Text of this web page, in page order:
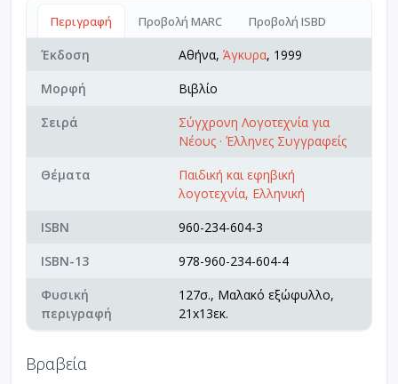
Περιγραφή Προβολή MARC Προβολή ISBD
Έκδοση Αθήνα, Άγκυρα, 1999
Μορφή
Βιβλίο
Σειρά
Σύγχρονη Λογοτεχνία για
Νέους · Έλληνες Συγγραφείς
Θέματα
Παιδική και εφηβική
λογοτεχνία, Ελληνική
ISBN
960-234-604-3
ISBN-13
978-960-234-604-4
Φυσική
περιγραφή
127σ., Μαλακό εξώφυλλο,
21x13εκ.
Βραβεία